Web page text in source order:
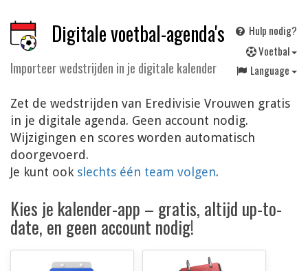
Digitale voetbal-agenda's
Importeer wedstrijden in je digitale kalender
Hulp nodig?
Voetbal
Language
Zet de wedstrijden van Eredivisie Vrouwen gratis
in je digitale agenda. Geen account nodig.
Wijzigingen en scores worden automatisch
doorgevoerd.
Je kunt ook slechts één team volgen.
Kies je kalender-app – gratis, altijd up-to-
date, en geen account nodig!